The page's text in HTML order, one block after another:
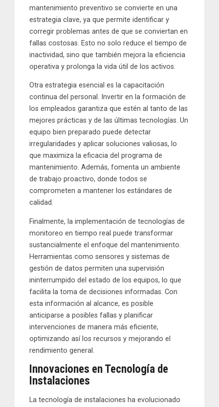
mantenimiento preventivo se convierte en una
estrategia clave, ya que permite identificar y
corregir problemas antes de que se conviertan en
fallas costosas. Esto no solo reduce el tiempo de
inactividad, sino que también mejora la eficiencia
operativa y prolonga la vida útil de los activos.
Otra estrategia esencial es la capacitación
continua del personal. Invertir en la formación de
los empleados garantiza que estén al tanto de las
mejores prácticas y de las últimas tecnologías. Un
equipo bien preparado puede detectar
irregularidades y aplicar soluciones valiosas, lo
que maximiza la eficacia del programa de
mantenimiento. Además, fomenta un ambiente
de trabajo proactivo, donde todos se
comprometen a mantener los estándares de
calidad.
Finalmente, la implementación de tecnologías de
monitoreo en tiempo real puede transformar
sustancialmente el enfoque del mantenimiento.
Herramientas como sensores y sistemas de
gestión de datos permiten una supervisión
ininterrumpido del estado de los equipos, lo que
facilita la toma de decisiones informadas. Con
esta información al alcance, es posible
anticiparse a posibles fallas y planificar
intervenciones de manera más eficiente,
optimizando así los recursos y mejorando el
rendimiento general.
Innovaciones en Tecnología de
Instalaciones
La tecnología de instalaciones ha evolucionado